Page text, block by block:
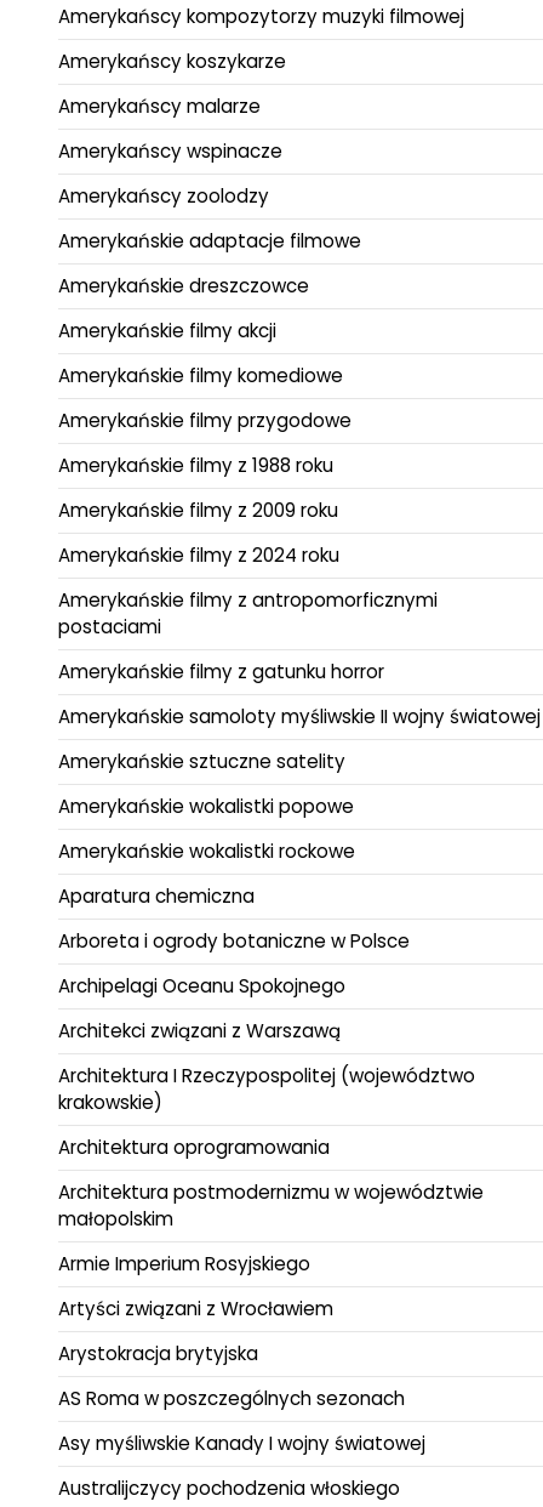
Amerykańscy kompozytorzy muzyki filmowej
Amerykańscy koszykarze
Amerykańscy malarze
Amerykańscy wspinacze
Amerykańscy zoolodzy
Amerykańskie adaptacje filmowe
Amerykańskie dreszczowce
Amerykańskie filmy akcji
Amerykańskie filmy komediowe
Amerykańskie filmy przygodowe
Amerykańskie filmy z 1988 roku
Amerykańskie filmy z 2009 roku
Amerykańskie filmy z 2024 roku
Amerykańskie filmy z antropomorficznymi
postaciami
Amerykańskie filmy z gatunku horror
Amerykańskie samoloty myśliwskie II wojny światowej
Amerykańskie sztuczne satelity
Amerykańskie wokalistki popowe
Amerykańskie wokalistki rockowe
Aparatura chemiczna
Arboreta i ogrody botaniczne w Polsce
Archipelagi Oceanu Spokojnego
Architekci związani z Warszawą
Architektura I Rzeczypospolitej (województwo
krakowskie)
Architektura oprogramowania
Architektura postmodernizmu w województwie
małopolskim
Armie Imperium Rosyjskiego
Artyści związani z Wrocławiem
Arystokracja brytyjska
AS Roma w poszczególnych sezonach
Asy myśliwskie Kanady I wojny światowej
Australijczycy pochodzenia włoskiego